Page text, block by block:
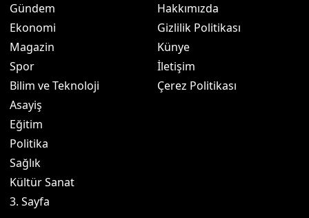
Gündem
Ekonomi
Magazin
Spor
Bilim ve Teknoloji
Asayiş
Eğitim
Politika
Sağlık
Kültür Sanat
3. Sayfa
Hakkımızda
Gizlilik Politikası
Künye
İletişim
Çerez Politikası